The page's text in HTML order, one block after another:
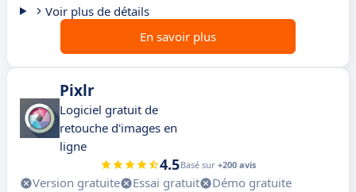
Voir plus de détails
En savoir plus
Pixlr
Logiciel gratuit de
retouche d'images en
ligne
4.5Basé sur +200 avis
Version gratuite Essai gratuit
Démo gratuite